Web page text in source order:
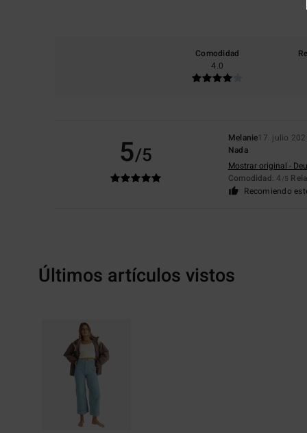
Comodidad
4.0
5/5
Melanie17. julio
Nada
Mostrar original -
Comodidad: 4 /5
Recomiendo
Últimos artículos vistos